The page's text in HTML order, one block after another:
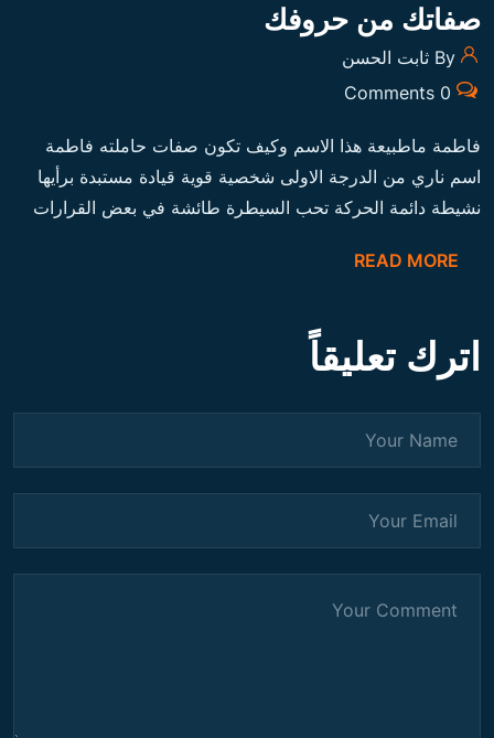
صفاتك من حروفك
0 Comments
فاطمة ماطبيعة هذا الاسم وكيف تكون صفات حاملته فاطمة
اسم ناري من الدرجة الاولى شخصية قوية قيادة مستبدة برأيها
نشيطة دائمة الحركة تحب السيطرة طائشة في بعض القرارات
READ MORE
اترك تعليقاً